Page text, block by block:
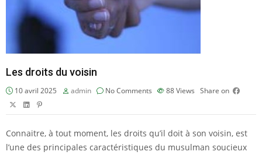
Les droits du voisin
10 avril 2025 admin No Comments 88Views Share on
Connaitre, à tout moment, les droits qu’il doit à son voisin, est
l’une des principales caractéristiques du musulman soucieux